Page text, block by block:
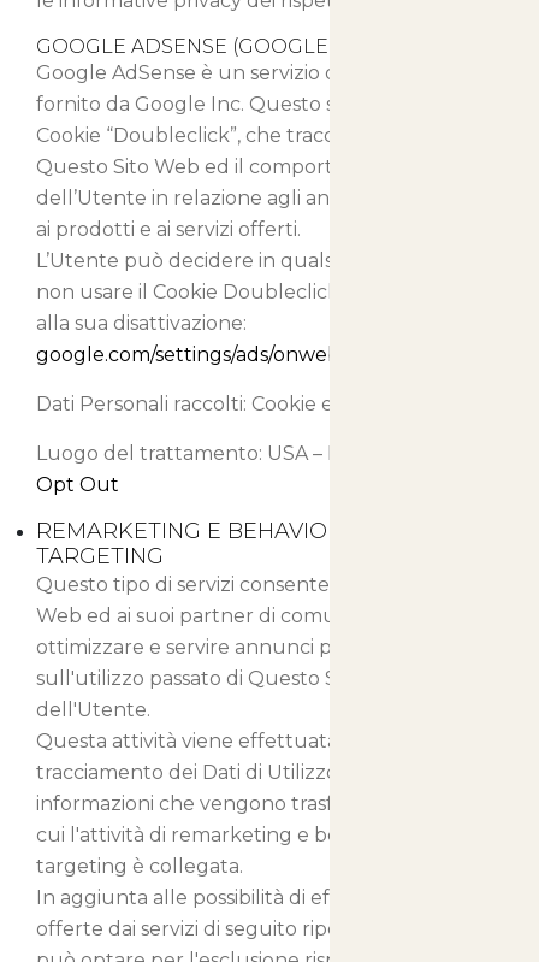
GOOGLE ADSENSE (GOOGLE INC.)
Google AdSense è un servizio di advertising
fornito da Google Inc. Questo servizio usa il
Cookie “Doubleclick”, che traccia l’utilizzo di
Questo Sito Web ed il comportamento
dell’Utente in relazione agli annunci pubblicitari,
ai prodotti e ai servizi offerti.
L’Utente può decidere in qualsiasi momento di
non usare il Cookie Doubleclick provvedendo
alla sua disattivazione:
google.com/settings/ads/onweb/optout
Dati Personali raccolti: Cookie e Dati di Utilizzo.
Luogo del trattamento: USA – Privacy Policy
Opt Out
REMARKETING E BEHAVIORAL
TARGETING
Questo tipo di servizi consente a Questo Sito
Web ed ai suoi partner di comunicare,
ottimizzare e servire annunci pubblicitari basati
sull'utilizzo passato di Questo Sito Web da parte
dell'Utente.
Questa attività viene effettuata tramite il
tracciamento dei Dati di Utilizzo e l'uso di Cookie,
informazioni che vengono trasferite ai partner a
cui l'attività di remarketing e behavioral
targeting è collegata.
In aggiunta alle possibilità di effettuare l'opt-out
offerte dai servizi di seguito riportati, l'Utente